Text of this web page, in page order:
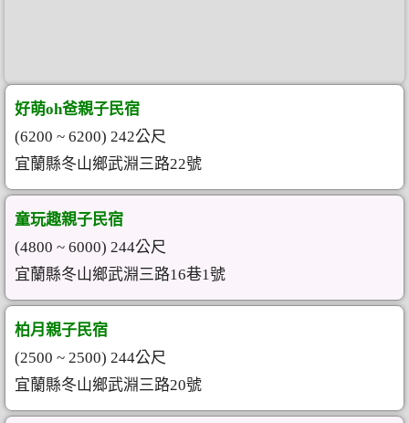
好萌oh爸親子民宿
(6200 ~ 6200) 242公尺
宜蘭縣冬山鄉武淵三路22號
童玩趣親子民宿
(4800 ~ 6000) 244公尺
宜蘭縣冬山鄉武淵三路16巷1號
柏月親子民宿
(2500 ~ 2500) 244公尺
宜蘭縣冬山鄉武淵三路20號